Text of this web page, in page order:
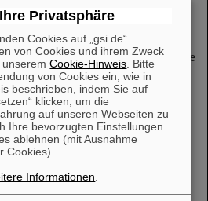
das GSI Helmholtzzentrum für
eine Kooperation in den
Datenverarbeitung und
ist es, leistungsstarke
einzurichten und zu
von Rechenzentrumstechnologien
KI-Hochleistungsrechner im GSI-
installieren und diese…
Delegation
Privatsphäre
Cookies auf „gsi.de“.
von Cookies und ihrem Zweck
unseremCookie-Hinweis . Bitte
von Cookies ein, wie in
beschrieben, indem Sie auf
klicken, um die
auf unseren Webseiten zu
Ihre bevorzugten Einstellungen
ablehnen (mit Ausnahme
Cookies).
Informationen